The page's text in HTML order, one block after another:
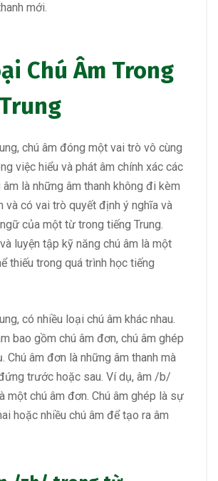
mới.
Chú Âm Trong
chú âm đóng một vai trò vô cùng
việc hiểu và phát âm chính xác các
âm là những âm thanh không đi kèm
và có vai trò quyết định ý nghĩa và
của một từ trong tiếng Trung.
luyện tập kỹ năng chú âm là một
thiếu trong quá trình học tiếng
có nhiều loại chú âm khác nhau.
bao gồm chú âm đơn, chú âm ghép
Chú âm đơn là những âm thanh mà
trước hoặc sau. Ví dụ, âm /b/
một chú âm đơn. Chú âm ghép là sự
hoặc nhiều chú âm để tạo ra âm